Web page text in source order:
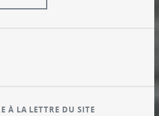
À LA LETTRE DU SITE